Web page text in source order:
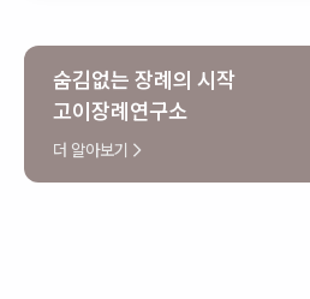
숨김없는 장례의 시작
고이장례연구소
더 알아보기